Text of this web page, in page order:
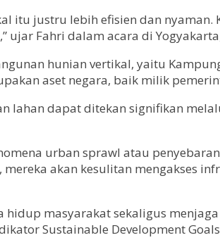
itu justru lebih efisien dan
Fahri dalam acara di
hunian vertikal, yaitu
aset negara, baik milik
lahan dapat ditekan signifikan
urban sprawl atau
akan kesulitan mengakses
masyarakat sekaligus
Sustainable Development Goals